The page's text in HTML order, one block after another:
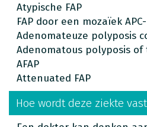
Atypische FAP
FAP door een mozaïek
Adenomateuze polyposis
Adenomatous polyposis of
AFAP
Attenuated FAP
Hoe wordt deze ziekte